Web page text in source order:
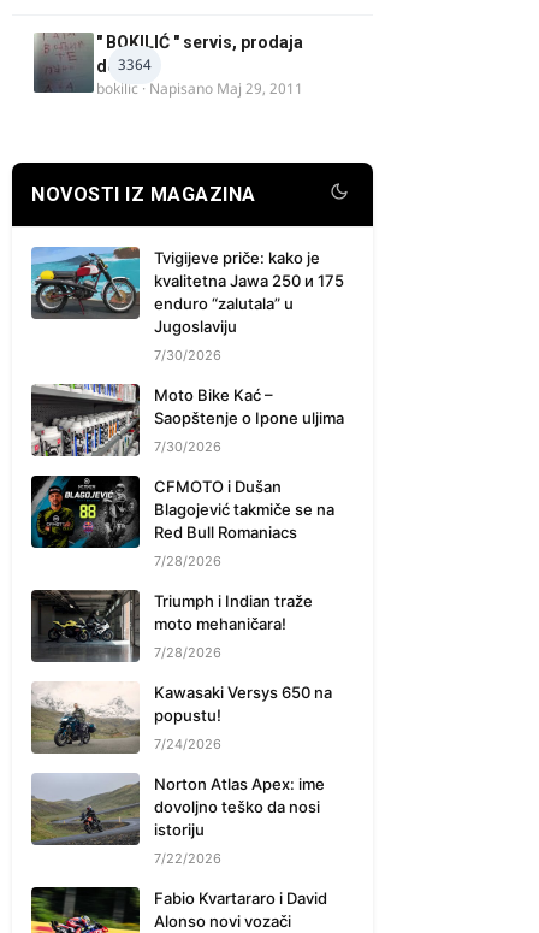
3364
" BOKILIĆ " servis, prodaja
delova
bokilic · Napisano Maj 29, 2011
NOVOSTI IZ MAGAZINA
Tvigijeve priče: kako je
kvalitetna Jawa 250 и 175
enduro “zalutala” u
Jugoslaviju
7/30/2026
Moto Bike Kać –
Saopštenje o Ipone uljima
7/30/2026
CFMOTO i Dušan
Blagojević takmiče se na
Red Bull Romaniacs
7/28/2026
Triumph i Indian traže
moto mehaničara!
7/28/2026
Kawasaki Versys 650 na
popustu!
7/24/2026
Norton Atlas Apex: ime
dovoljno teško da nosi
istoriju
7/22/2026
Fabio Kvartararo i David
Alonso novi vozači